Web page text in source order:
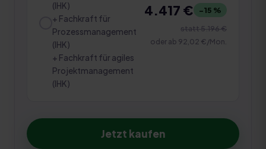
(IHK)
+ Fachkraft für
Prozessmanagement
(IHK)
+ Fachkraft für agiles
Projektmanagement
(IHK)
4.417 € −15 %
statt5.196 €
oder ab 92,02 € /Mon.
Jetzt kaufen